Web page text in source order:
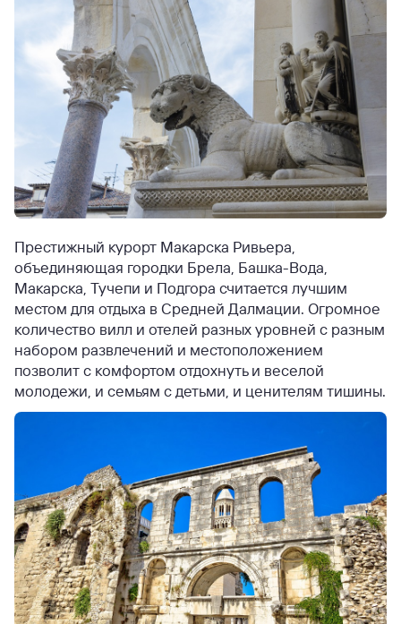
Престижный курорт Макарска Ривьера,
объединяющая городки Брела, Башка-Вода,
Макарска, Тучепи и Подгора считается лучшим
местом для отдыха в Средней Далмации. Огромное
количество вилл и отелей разных уровней с разным
набором развлечений и местоположением
позволит с комфортом отдохнуть и веселой
молодежи, и семьям с детьми, и ценителям тишины.